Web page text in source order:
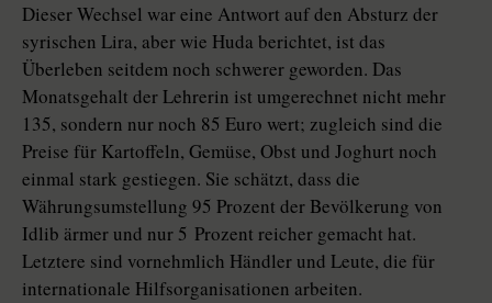
Dieser Wechsel war eine Antwort auf den Absturz der
syrischen Lira, aber wie Huda berichtet, ist das
Überleben seitdem noch schwerer geworden. Das
Monatsgehalt der Lehrerin ist umgerechnet nicht mehr
135, sondern nur noch 85 Euro wert; zugleich sind die
Preise für Kartoffeln, Gemüse, Obst und Joghurt noch
einmal stark gestiegen. Sie schätzt, dass die
Währungsumstellung 95 Prozent der Bevölkerung von
Idlib ärmer und nur 5 Prozent reicher gemacht hat.
Letztere sind vornehmlich Händler und Leute, die für
internationale Hilfsorganisationen arbeiten.